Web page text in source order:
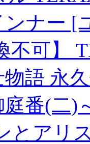
ンナー [
不可】
語 永
番(二)
とアリ